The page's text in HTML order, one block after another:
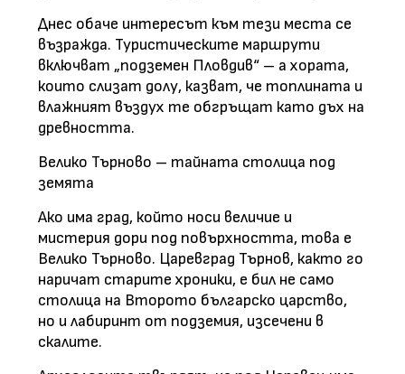
Днес обаче интересът към тези места се
възражда. Туристическите маршрути
включват „подземен Пловдив“ – а хората,
които слизат долу, казват, че топлината и
влажният въздух те обгръщат като дъх на
древността.
Велико Търново – тайната столица под
земята
Ако има град, който носи величие и
мистерия дори под повърхността, това е
Велико Търново. Царевград Търнов, както го
наричат старите хроники, е бил не само
столица на Второто българско царство,
но и лабиринт от подземия, изсечени в
скалите.